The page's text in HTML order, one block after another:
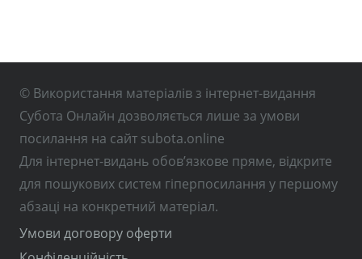
© Використання матеріалів з інтернет-видання
Субота Онлайн дозволяється лише за умови
посилання на сайт subota.online
Для інтернет-видань обов’язкове пряме, відкрите
для пошукових систем гіперпосилання у першому
абзаці на конкретний матеріал.
Умови договору оферти